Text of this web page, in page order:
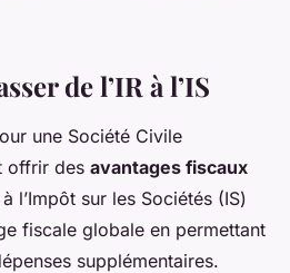
de l’IR à l’IS
une Société Civile
offrir des avantages fiscaux
l’Impôt sur les Sociétés (IS)
fiscale globale en permettant
supplémentaires.